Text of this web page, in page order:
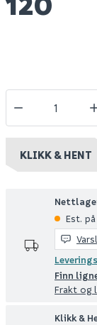
KLIKK & HENT
Est.
Finn
Frakt og
Klikk &